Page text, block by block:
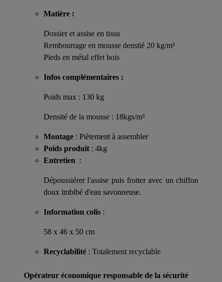
Matière :
Dossier et assise en tissu
Rembourrage en mousse denstié 20 kg/m³
Pieds en métal effet bois
Infos complémentaires :
Poids max : 130 kg
Densité de la mousse : 18kgs/m³
Montage : Piètement à assembler
Poids produit : 4kg
Entretien :
Dépoussiérer l'assise puis frotter avec un chiffon
doux imbibé d'eau savonneuse.
Information colis :
58 x 46 x 50 cm
Recyclabilité : Totalement recyclable
Opérateur économique responsable de la sécurité